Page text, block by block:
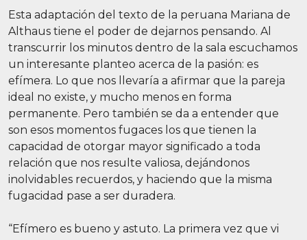
Esta adaptación del texto de la peruana Mariana de
Althaus tiene el poder de dejarnos pensando. Al
transcurrir los minutos dentro de la sala escuchamos
un interesante planteo acerca de la pasión: es
efímera. Lo que nos llevaría a afirmar que la pareja
ideal no existe, y mucho menos en forma
permanente. Pero también se da a entender que
son esos momentos fugaces los que tienen la
capacidad de otorgar mayor significado a toda
relación que nos resulte valiosa, dejándonos
inolvidables recuerdos, y haciendo que la misma
fugacidad pase a ser duradera.
“Efímero es bueno y astuto. La primera vez que vi